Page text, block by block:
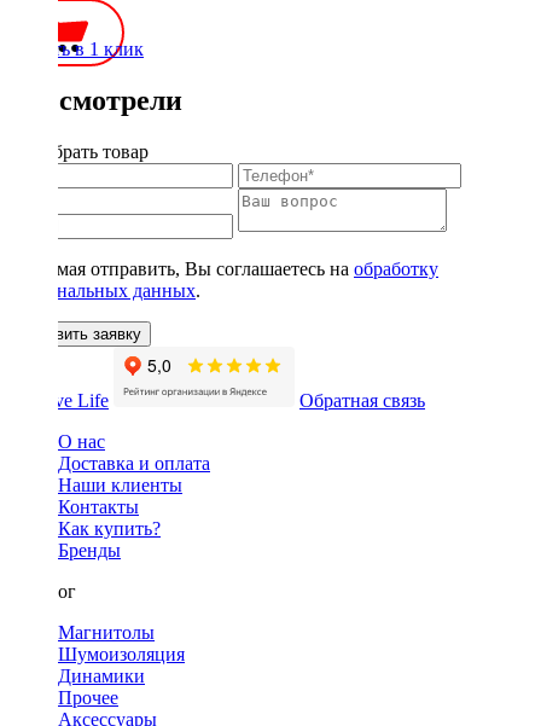
Купить в 1 клик
Вы смотрели
Подобрать товар
Нажимая отправить, Вы соглашаетесь на обработку
персональных данных.
Оставить заявку
Обратная связь
О нас
Доставка и оплата
Наши клиенты
Контакты
Как купить?
Бренды
Каталог
Магнитолы
Шумоизоляция
Динамики
Прочее
Аксессуары